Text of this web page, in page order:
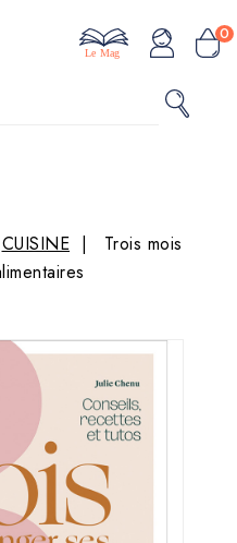
0
Le Mag
CUISINE
Trois mois